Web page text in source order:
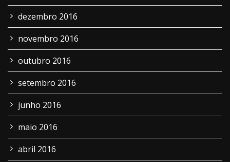
dezembro 2016
novembro 2016
outubro 2016
setembro 2016
junho 2016
maio 2016
abril 2016